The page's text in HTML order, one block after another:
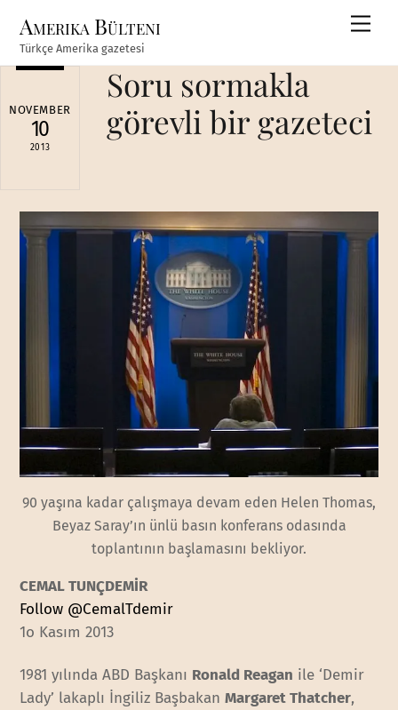
content
Amerika Bülteni
Türkçe Amerika gazetesi
NOVEMBER
10
2013
Soru sormakla
görevli bir gazeteci
90 yaşına kadar çalışmaya devam eden Helen Thomas,
Beyaz Saray’ın ünlü basın konferans odasında
toplantının başlamasını bekliyor.
CEMAL TUNÇDEMİR
Follow @CemalTdemir
1o Kasım 2013
1981 yılında ABD Başkanı Ronald Reagan ile ‘Demir
Lady’ lakaplı İngiliz BaşbakanMargaret Thatcher,